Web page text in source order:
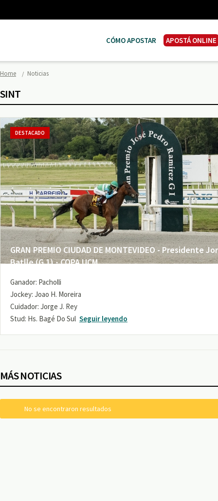
CÓMO APOSTAR APOSTÁ ONLINE
Home Noticias
SINT
GRAN PREMIO CIUDAD DE MONTEVIDEO - Presidente
Batlle (G 1) - COPA UCM
DESTACADO
Ganador: Pacholli
Jockey: Joao H. Moreira
Cuidador: Jorge J. Rey
Stud: Hs. Bagé Do Sul Seguir leyendo
MÁS NOTICIAS
No se encontraron resultados